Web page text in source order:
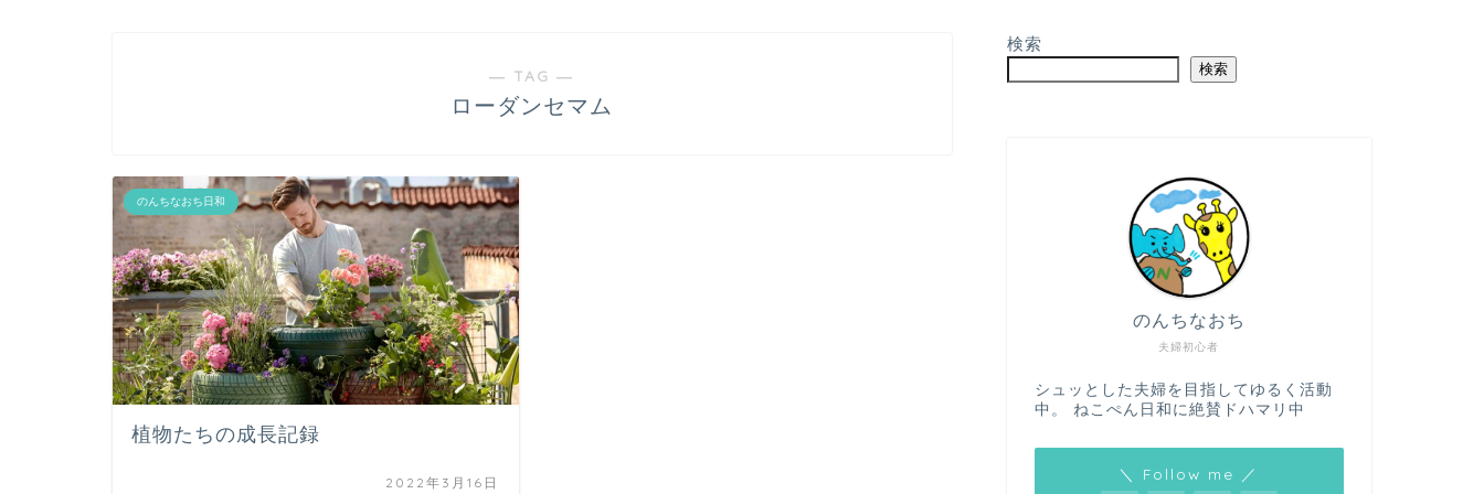
― TAG ―
ローダンセマム
のんちなおち日和
植物たちの成長記録
2022年3月16日
検索
検索
夫婦初心者
のんちなおち
シュッとした夫婦を目指してゆるく活動
中。 ねこぺん日和に絶賛ドハマリ中
＼ Follow me ／